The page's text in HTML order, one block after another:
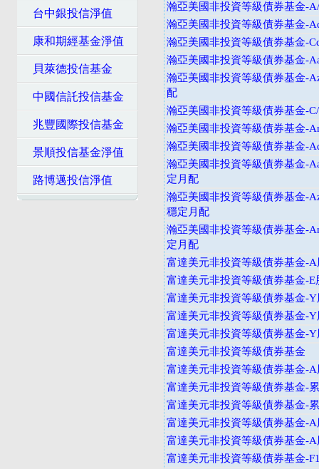
台中銀投信淨值
康和期經基金淨值
貝萊德投信基金
中國信託投信基金
兆豐國際投信基金
景順投信基金淨值
路博邁投信淨值
瀚亞美國非投資等級債券基金-
瀚亞美國非投資等級債券基金-
瀚亞美國非投資等級債券基金-
瀚亞美國非投資等級債券基金-
瀚亞美國非投資等級債券基金-
配
瀚亞美國非投資等級債券基金-
瀚亞美國非投資等級債券基金-
瀚亞美國非投資等級債券基金-
瀚亞美國非投資等級債券基金-
定月配
瀚亞美國非投資等級債券基金-
穩定月配
瀚亞美國非投資等級債券基金-
定月配
富達美元非投資等級債券基金-
富達美元非投資等級債券基金-
富達美元非投資等級債券基金-Y
富達美元非投資等級債券基金-
富達美元非投資等級債券基金-
富達美元非投資等級債券基金
富達美元非投資等級債券基金-
富達美元非投資等級債券基金-
富達美元非投資等級債券基金-
富達美元非投資等級債券基金-
富達美元非投資等級債券基金-
富達美元非投資等級債券基金-